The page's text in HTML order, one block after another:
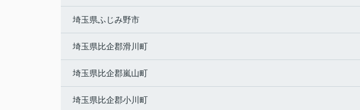
埼玉県ふじみ野市
埼玉県比企郡滑川町
埼玉県比企郡嵐山町
埼玉県比企郡小川町